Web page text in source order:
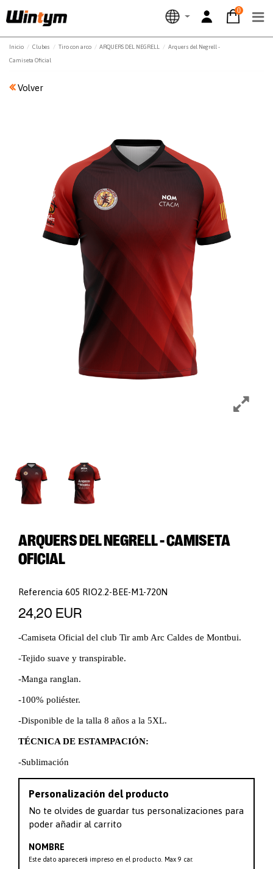
0
Inicio Clubes Tiro con arco ARQUERS DEL NEGRELL
Arquers del Negrell -
Camiseta Oficial
Volver
ARQUERS DEL NEGRELL - CAMISETA
OFICIAL
Referencia 605 RIO2.2-BEE-M1-720N
24,20 EUR
-Camiseta Oficial del club Tir amb Arc Caldes de Montbui.
-Tejido suave y transpirable.
-Manga ranglan.
-100% poliéster.
-Disponible de la talla 8 años a la 5XL.
TÉCNICA DE ESTAMPACIÓN:
-Sublimación
Personalización del producto
No te olvides de guardar tus personalizaciones para
poder añadir al carrito
NOMBRE
Este dato aparecerá impreso en el producto. Max 9 car.